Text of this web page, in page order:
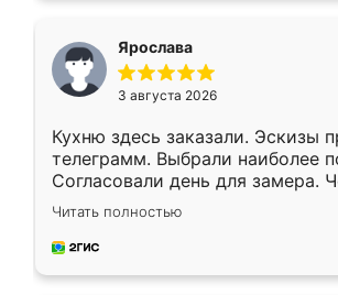
Ярослава
3 августа 2026
Кухню здесь заказали. Эскизы
телеграмм. Выбрали наиболее
Согласовали день для замера.
недели кухня была уже готова.
довольны работой. Спасибо
мебель за качественную работу!
Читать полностью